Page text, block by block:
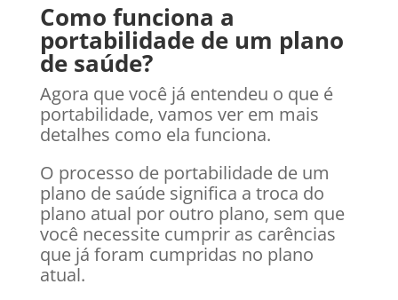
Como funciona a
portabilidade de um plano
de saúde?
Agora que você já entendeu o que é
portabilidade, vamos ver em mais
detalhes como ela funciona.
O processo de portabilidade de um
plano de saúde significa a troca do
plano atual por outro plano, sem que
você necessite cumprir as carências
que já foram cumpridas no plano
atual.